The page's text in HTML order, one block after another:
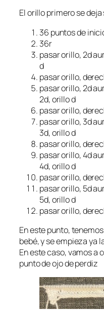
El orillo primero se
36 puntos de
36r
pasar orillo, 2d
d
pasar orillo,
pasar orillo, 2d
2d, orillo d
pasar orillo,
pasar orillo, 3d
3d, orillo d
pasar orillo,
pasar orillo, 4d
4d, orillo d
pasar orillo,
pasar orillo, 5d
5d, orillo d
pasar orillo,
En este punto,
bebé, y se empieza ya
En este caso, vamos a
punto de ojo de perdiz